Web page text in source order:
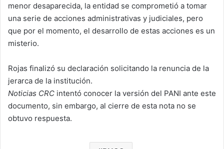
menor desaparecida, la entidad se comprometió a tomar
una serie de acciones administrativas y judiciales, pero
que por el momento, el desarrollo de estas acciones es un
misterio.
Rojas finalizó su declaración solicitando la renuncia de la
jerarca de la institución.
Noticias CRC intentó conocer la versión del PANI ante este
documento, sin embargo, al cierre de esta nota no se
obtuvo respuesta.